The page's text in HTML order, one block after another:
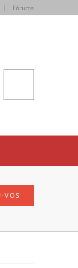
Fòrums
VOS